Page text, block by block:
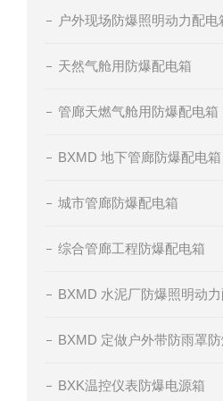
户外现场防爆照明动力配电
天然气舱用防爆配电箱
管廊天燃气舱用防爆配电箱
BXMD 地下管廊防爆配电箱
城市管廊防爆配电箱
综合管廊工程防爆配电箱
BXMD 水泥厂防爆照明动
BXK温控仪表防爆电源箱